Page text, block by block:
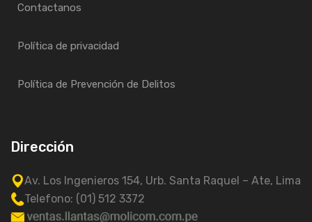
Contactanos
Política de privacidad
Política de Prevención de Delitos
Dirección
Av. Los Ingenieros 154, Urb. Santa Raquel – Ate, Lima
Telefono: (01) 512 3372